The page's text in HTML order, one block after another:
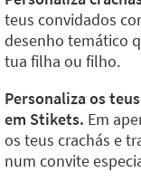
teus convidados
desenho temático
tua filha ou filho.
Personaliza os
em Stikets. Em
os teus crachás e
num convite